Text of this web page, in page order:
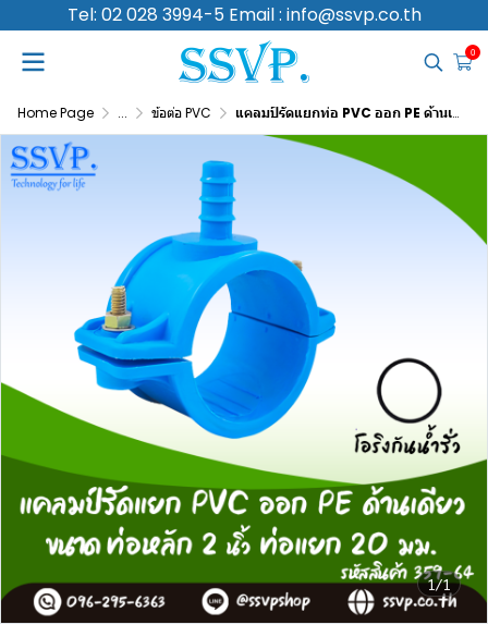
Tel: 02 028 3994-5 Email : info@ssvp.co.th
0
Home Page ... ข้อต่อ PVC แคลมป์รัดแยกท่อ PVC ออก PE ด้านเดียว ขนาดท่อหลัก 2 นิ้ว ท่อแยก 20 มม.
1/1